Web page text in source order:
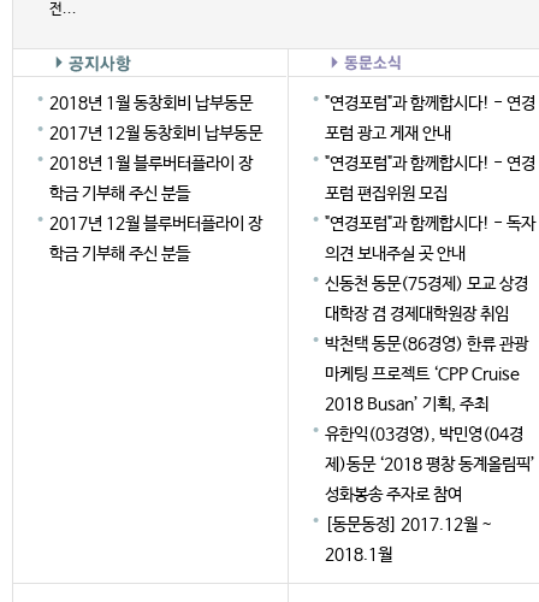
전...
2018년 1월 동창회비 납부동문
2017년 12월 동창회비 납부동문
2018년 1월 블루버터플라이 장
학금 기부해 주신 분들
2017년 12월 블루버터플라이 장
학금 기부해 주신 분들
"연경포럼"과 함께합시다! - 연경
포럼 광고 게재 안내
"연경포럼"과 함께합시다! - 연경
포럼 편집위원 모집
"연경포럼"과 함께합시다! - 독자
의견 보내주실 곳 안내
신동천 동문(75경제) 모교 상경
대학장 겸 경제대학원장 취임
박천택 동문(86경영) 한류 관광
마케팅 프로젝트 ‘CPP Cruise
2018 Busan’ 기획, 주최
유한익(03경영), 박민영(04경
제)동문 ‘2018 평창 동계올림픽’
성화봉송 주자로 참여
[동문동정] 2017.12월 ~
2018.1월